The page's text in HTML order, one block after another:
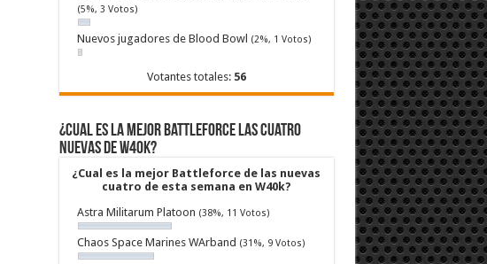
(5%, 3 Votos)
Nuevos jugadores de Blood Bowl (2%, 1 Votos)
Votantes totales: 56
¿Cual es la mejor Battleforce las cuatro
nuevas de W40k?
¿Cual es la mejor Battleforce de las nuevas
cuatro de esta semana en W40k?
Astra Militarum Platoon (38%, 11 Votos)
Chaos Space Marines WArband (31%, 9 Votos)